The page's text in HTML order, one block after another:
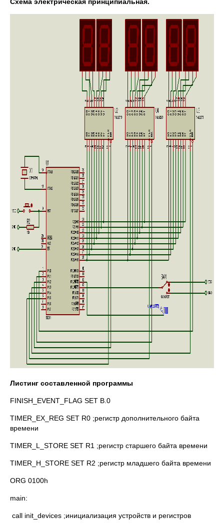
Листинг составленной программы
FINISH_EVENT_FLAG SET B.0
TIMER_EX_REG SET R0 ;регистр дополнительного байта
времени
TIMER_L_STORE SET R1 ;регистр старшего байта времени
TIMER_H_STORE SET R2 ;регистр младшего байта времени
ORG 0100h
main:
call init_devices ;инициализация устройств и регистров